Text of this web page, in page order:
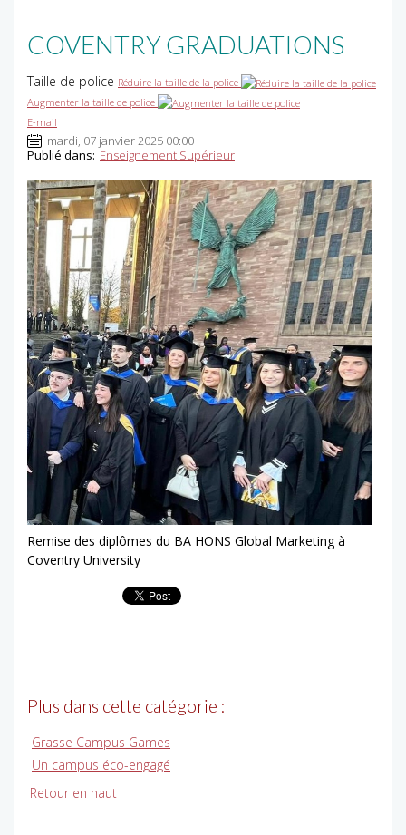
COVENTRY GRADUATIONS
Taille de police Réduire la taille de la police
Augmenter la taille de police
E-mail
mardi, 07 janvier 2025 00:00
Publié dans: Enseignement Supérieur
Remise des diplômes du BA HONS Global Marketing à
Coventry University
Plus dans cette catégorie :
Grasse Campus Games
Un campus éco-engagé
Retour en haut